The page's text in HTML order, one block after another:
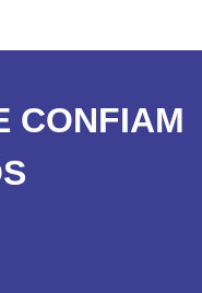
CONFIAM